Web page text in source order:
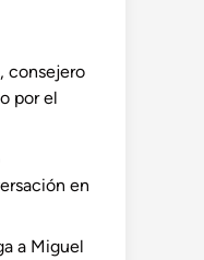
consejero
por el
en
a Miguel